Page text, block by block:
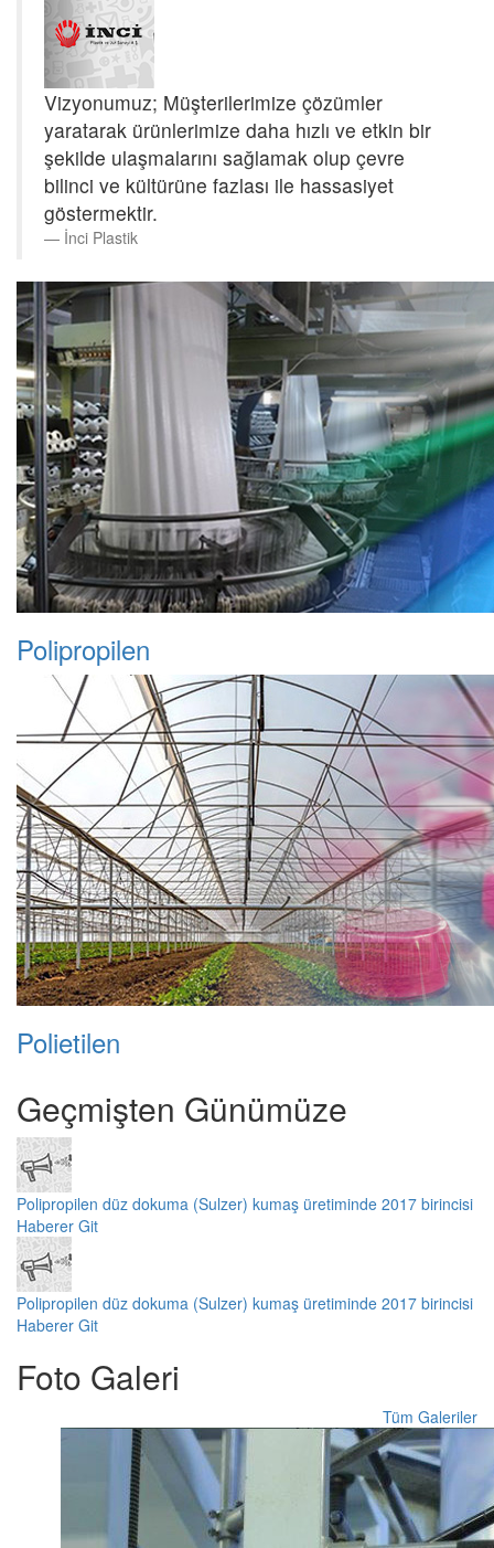
Vizyonumuz; Müşterilerimize çözümler
yaratarak ürünlerimize daha hızlı ve etkin bir
şekilde ulaşmalarını sağlamak olup çevre
bilinci ve kültürüne fazlası ile hassasiyet
göstermektir.
İnci Plastik
Polipropilen
Polietilen
Geçmişten Günümüze
Polipropilen düz dokuma (Sulzer) kumaş üretiminde 2017 birincisi
Haberer Git
Polipropilen düz dokuma (Sulzer) kumaş üretiminde 2017 birincisi
Haberer Git
Foto Galeri
Tüm Galeriler